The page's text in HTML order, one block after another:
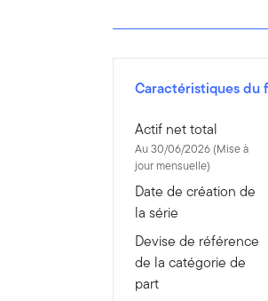
Caractéristiques du
Actif net total
Au 30/06/2026 (Mise à
jour mensuelle)
Date de création de
la série
Devise de référence
de la catégorie de
part